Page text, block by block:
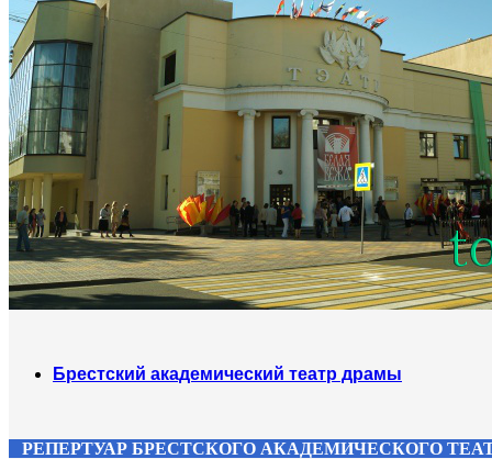
Брестский академический театр драмы
РЕПЕРТУАР БРЕСТСКОГО АКАДЕМИЧЕСКОГО